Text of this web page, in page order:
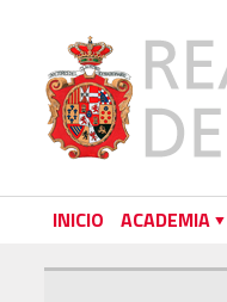
INICIO ACADEMIA